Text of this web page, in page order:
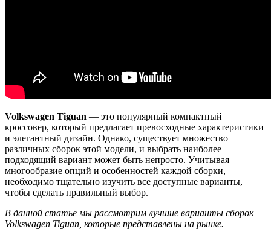
Volkswagen Tiguan — это популярный компактный
кроссовер, который предлагает превосходные характеристики
и элегантный дизайн. Однако, существует множество
различных сборок этой модели, и выбрать наиболее
подходящий вариант может быть непросто. Учитывая
многообразие опций и особенностей каждой сборки,
необходимо тщательно изучить все доступные варианты,
чтобы сделать правильный выбор.
В данной статье мы рассмотрим лучшие варианты сборок
Volkswagen Tiguan, которые представлены на рынке.